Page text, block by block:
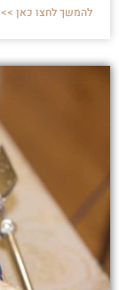
להמשך לחצו כאן >>